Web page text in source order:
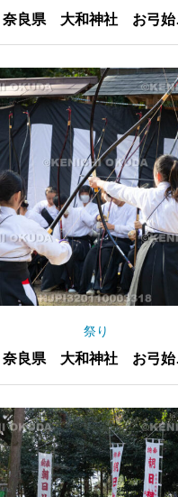
奈良県 大和神社 お弓始
祭
祭り
奈良県 大和神社 お弓始
祭